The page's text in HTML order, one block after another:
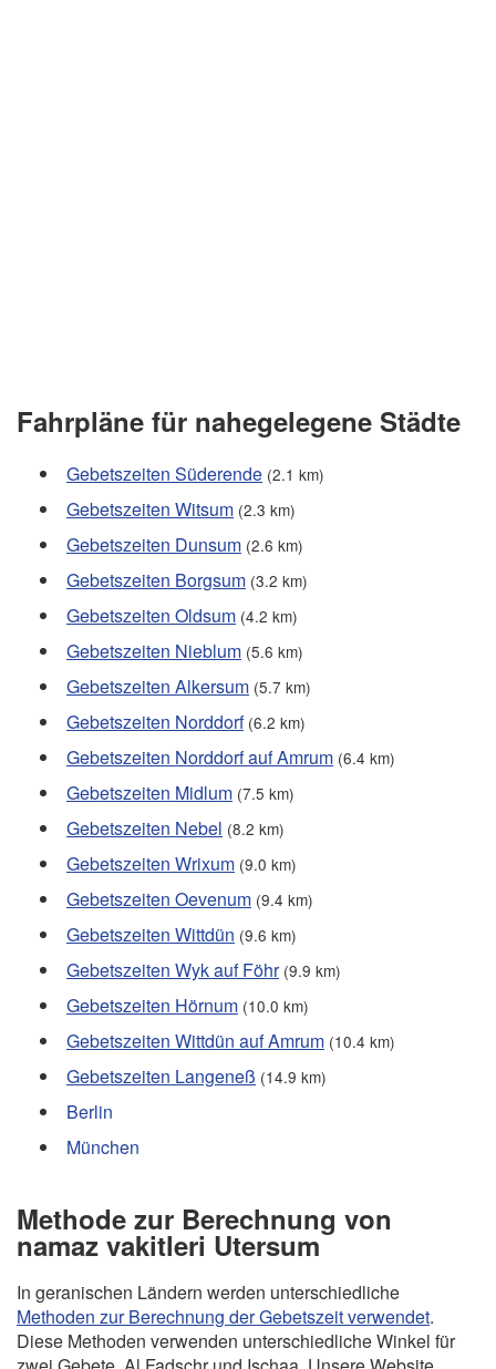
Fahrpläne für nahegelegene Städte
Gebetszeiten Süderende (2.1 km)
Gebetszeiten Witsum (2.3 km)
Gebetszeiten Dunsum (2.6 km)
Gebetszeiten Borgsum (3.2 km)
Gebetszeiten Oldsum (4.2 km)
Gebetszeiten Nieblum (5.6 km)
Gebetszeiten Alkersum (5.7 km)
Gebetszeiten Norddorf (6.2 km)
Gebetszeiten Norddorf auf Amrum (6.4 km)
Gebetszeiten Midlum (7.5 km)
Gebetszeiten Nebel (8.2 km)
Gebetszeiten Wrixum (9.0 km)
Gebetszeiten Oevenum (9.4 km)
Gebetszeiten Wittdün (9.6 km)
Gebetszeiten Wyk auf Föhr (9.9 km)
Gebetszeiten Hörnum (10.0 km)
Gebetszeiten Wittdün auf Amrum (10.4 km)
Gebetszeiten Langeneß (14.9 km)
Berlin
München
Methode zur Berechnung von
namaz vakitleri Utersum
In geranischen Ländern werden unterschiedliche
Methoden zur Berechnung der Gebetszeit verwendet.
Diese Methoden verwenden unterschiedliche Winkel für